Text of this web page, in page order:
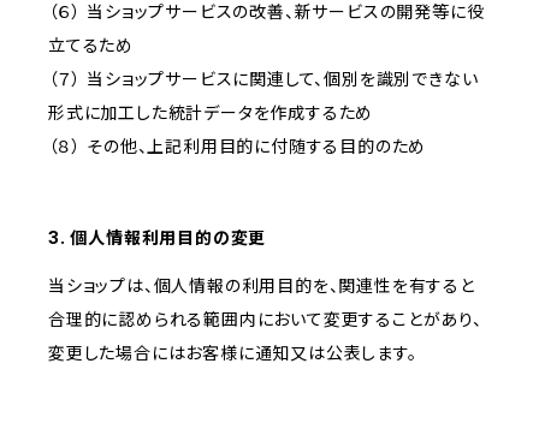
（６） 当ショップサービスの改善、新サービスの開発等に役
立てるため
（７） 当ショップサービスに関連して、個別を識別できない
形式に加工した統計データを作成するため
（８） その他、上記利用目的に付随する目的のため
3. 個人情報利用目的の変更
当ショップは、個人情報の利用目的を、関連性を有すると
合理的に認められる範囲内において変更することがあり、
変更した場合にはお客様に通知又は公表します。